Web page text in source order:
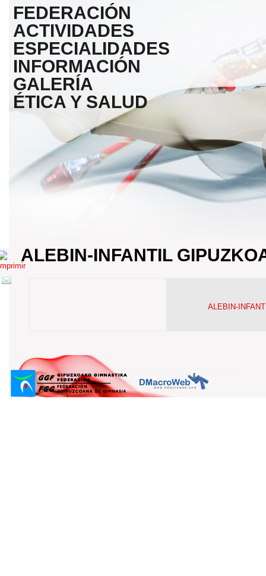
FEDERACIÓN
ACTIVIDADES
ESPECIALIDADES
INFORMACIÓN
GALERÍA
ÉTICA Y SALUD
ALEBIN-INFANTIL
ALEBIN-